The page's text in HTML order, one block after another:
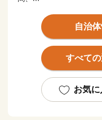
広がっています。
また、市街地に垣間見
下町の歴史を語ります。
色合いが混ざりあって
三田のまちの豊かさを
自治
すべて
お気